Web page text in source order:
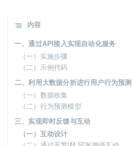
内容
一、通过API接入实现自动化服务
（一）实施步骤
（二）示例代码
二、利用大数据分析进行用户行为预测
（一）数据收集
（二）行为预测模型
三、实现即时反馈与互动
（一）互动设计